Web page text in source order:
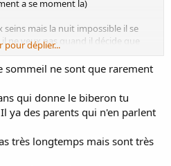
a se moment la)
mais la nuit impossible il se
ne veux pas quand il décide que
comme en nuit il ne tetee pas
c’est rare)
même était remis en place car il
donc il faisait beaucoup de
à la naissance, il en a un petit mais
car il sais sortir sa la
lactation , Galactogile et levure de
pour déplier...
sommeil ne sont que rarement
qui donne le biberon tu
ya des parents qui n'en parlent
très longtemps mais sont très